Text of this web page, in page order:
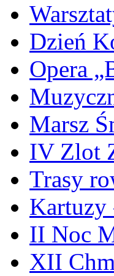
Dzień
Opera
Marsz
IV Zlot
Trasy
Kartuzy
II Noc
XII